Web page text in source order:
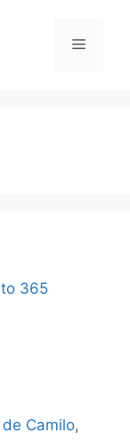
Menú
365
Camilo,